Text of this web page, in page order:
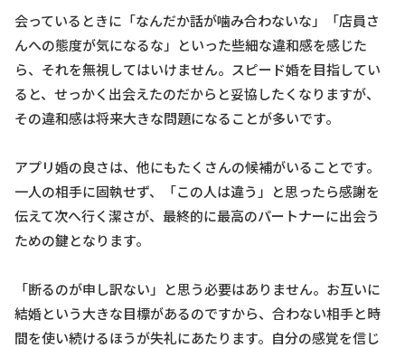
会っているときに「なんだか話が噛み合わないな」「店員さ
んへの態度が気になるな」といった些細な違和感を感じた
ら、それを無視してはいけません。スピード婚を目指してい
ると、せっかく出会えたのだからと妥協したくなりますが、
その違和感は将来大きな問題になることが多いです。
アプリ婚の良さは、他にもたくさんの候補がいることです。
一人の相手に固執せず、「この人は違う」と思ったら感謝を
伝えて次へ行く潔さが、最終的に最高のパートナーに出会う
ための鍵となります。
「断るのが申し訳ない」と思う必要はありません。お互いに
結婚という大きな目標があるのですから、合わない相手と時
間を使い続けるほうが失礼にあたります。自分の感覚を信じ